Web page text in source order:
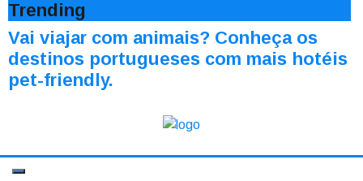
Trending
Vai viajar com animais? Conheça os
destinos portugueses com mais hotéis
pet-friendly.